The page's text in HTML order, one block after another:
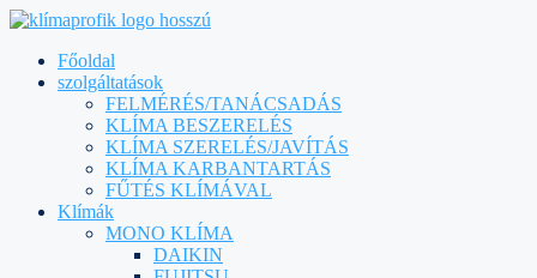
Főoldal
szolgáltatások
FELMÉRÉS/TANÁCSADÁS
KLÍMA BESZERELÉS
KLÍMA SZERELÉS/JAVÍTÁS
KLÍMA KARBANTARTÁS
FŰTÉS KLÍMÁVAL
Klímák
MONO KLÍMA
DAIKIN